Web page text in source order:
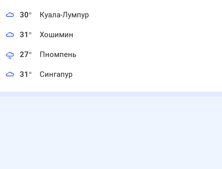
30° Куала-Лумпур
31° Хошимин
27° Пномпень
31° Сингапур